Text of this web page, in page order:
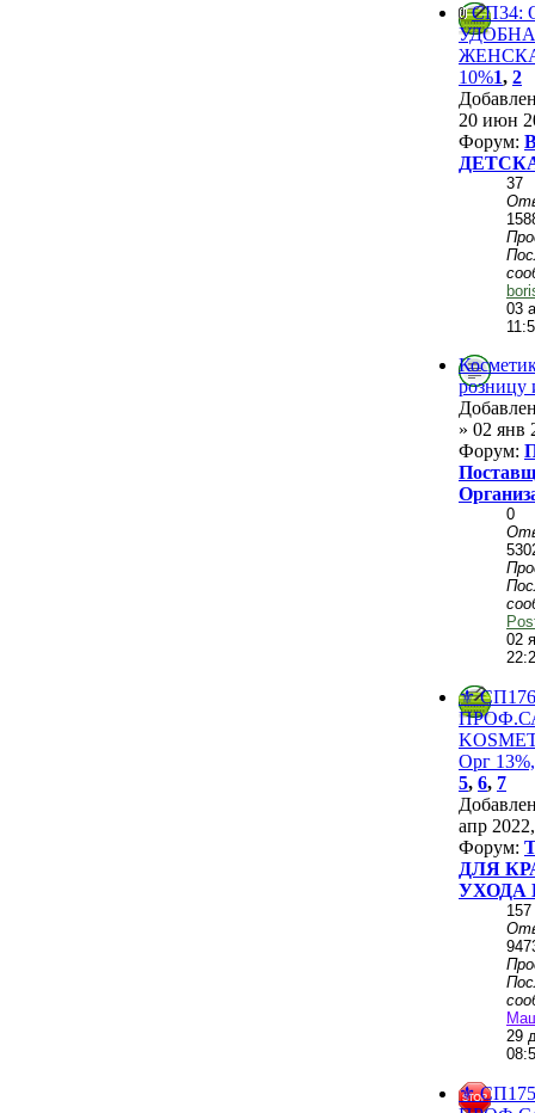
СП34:
10%1, 2
20 июн
Форум:
37
03
розницу
» 02 янв
Форум:
0
02
⚜️
Орг
5, 6, 7
апр
Форум:
ДЛЯ
УХОДА
157
29
⚜️